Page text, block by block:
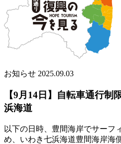
お知らせ 2025.09.03
【9月14日】自転車通行制
浜海道
以下の日時、豊間海岸でサーフ
め、いわき七浜海道豊間海岸海